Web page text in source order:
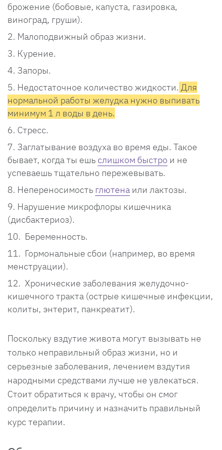
брожение (бобовые, капуста, газировка,
виноград, груши).
Малоподвижный образ жизни.
Курение.
Запоры.
Недостаточное количество жидкости. Для
нормальной работы желудка нужно выпивать
минимум 1 л воды в день.
Стресс.
Заглатывание воздуха во время еды. Такое
бывает, когда ты ешь слишком быстро и не
успеваешь тщательно пережевывать.
Непереносимость глютена или лактозы.
Нарушение микрофлоры кишечника
(дисбактериоз).
Беременность.
Гормональные сбои (например, во время
менструации).
Хронические заболевания желудочно-
кишечного тракта (острые кишечные инфекции,
колиты, энтерит, панкреатит).
Поскольку вздутие живота могут вызывать не
только неправильный образ жизни, но и
серьезные заболевания, лечением вздутия
народными средствами лучше не увлекаться.
Стоит обратиться к врачу, чтобы он смог
определить причину и назначить правильный
курс терапии.